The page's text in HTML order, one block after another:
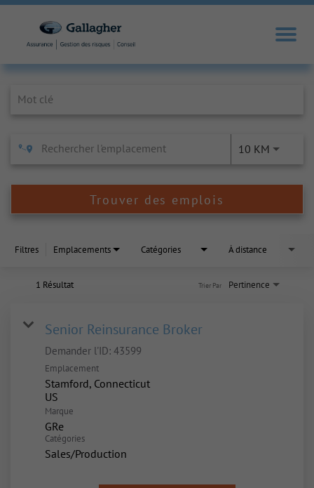
10 KM
Trouver des emplois
Filtres Emplacements Catégories À distance
1 Résultat Pertinence
Trier Par
Senior Reinsurance Broker
Demander l'ID: 43599
Emplacement
Stamford, Connecticut
Marque
GRe
Catégories
Sales/Production